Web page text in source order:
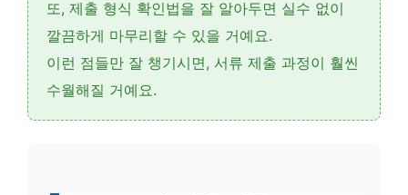
또, 제출 형식 확인법을 잘 알아두면 실수 없이
깔끔하게 마무리할 수 있을 거예요.
이런 점들만 잘 챙기시면, 서류 제출 과정이 훨씬
수월해질 거예요.